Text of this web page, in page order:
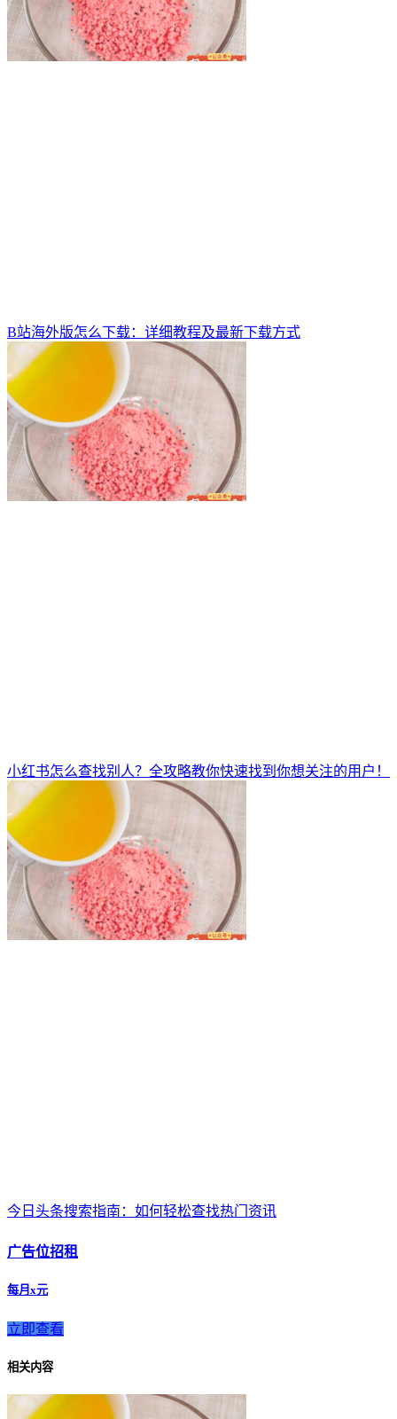
B站海外版怎么下载：详细教程及最新下载方式
小红书怎么查找别人？全攻略教你快速找到你想关注的用户！
今日头条搜索指南：如何轻松查找热门资讯
广告位招租
每月x元
立即查看
相关内容